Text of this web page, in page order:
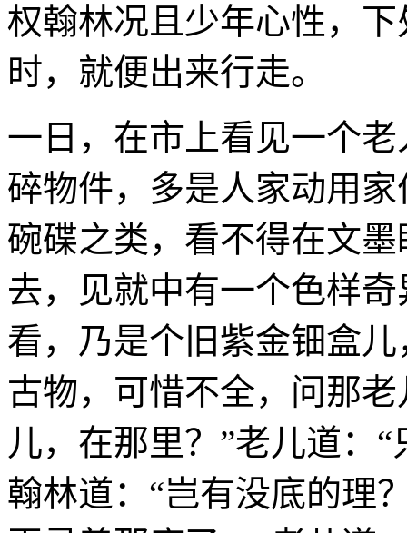
权翰林况且少年心性，
时，就便出来行走。
一日，在市上看见一个
碎物件，多是人家动用
碗碟之类，看不得在文
去，见就中有一个色样
看，乃是个旧紫金钿盒
古物，可惜不全，问那
儿，在那里？”老儿道：
翰林道：“岂有没底的理